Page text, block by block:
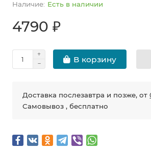
Есть в наличии
4790 ₽
В корзину
Доставка послезавтра и позже, от
Самовывоз , бесплатно